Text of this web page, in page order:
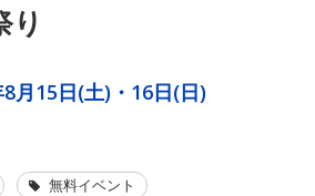
り
月15日(土)・16日(日)
無料イベント